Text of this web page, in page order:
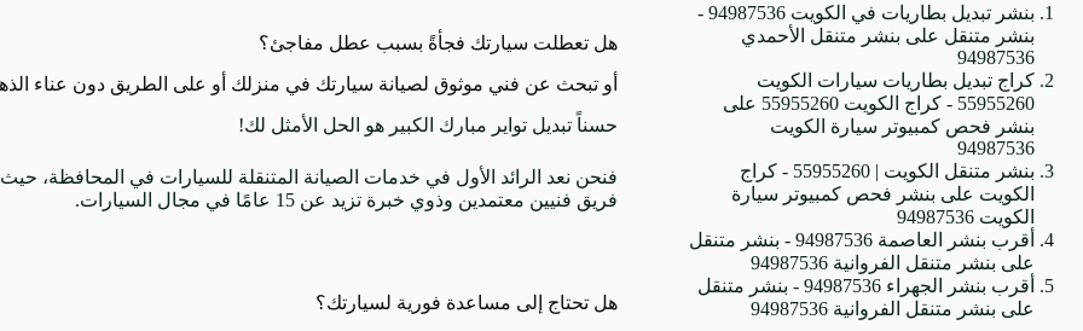
هل تعطلت سيارتك فجأةً بسبب عطل مفاجئ؟
أو تبحث عن فني موثوق لصيانة سيارتك في منزلك أو على الطريق دون عناء
حسناً تبديل تواير مبارك الكبير هو الحل الأمثل لك!
فنحن نعد الرائد الأول في خدمات الصيانة المتنقلة للسيارات في المحافظة،
فريق فنيين معتمدين وذوي خبرة تزيد عن 15 عامًا في مجال السيارات.
هل تحتاج إلى مساعدة فورية لسيارتك؟
بنشر تبديل بطاريات في الكويت 94987536 -
بنشر متنقل على بنشر متنقل الأحمدي
94987536
كراج تبديل بطاريات سيارات الكويت
55955260 - كراج الكويت 55955260
على
بنشر فحص كمبيوتر سيارة الكويت
94987536
بنشر متنقل الكويت | 55955260 - كراج
الكويت على بنشر فحص كمبيوتر سيارة
الكويت 94987536
أقرب بنشر العاصمة 94987536 - بنشر متنقل
على بنشر متنقل الفروانية 94987536
أقرب بنشر الجهراء 94987536 - بنشر متنقل
على بنشر متنقل الفروانية 94987536